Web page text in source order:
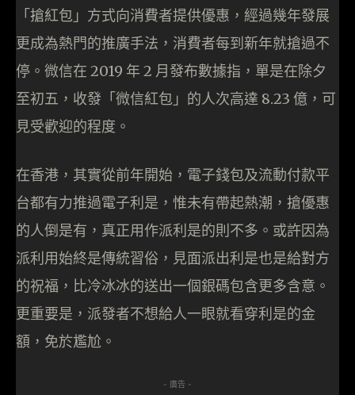
「搶紅包」方式向消費者提供優惠，經過幾年發展
更成為熱門的推廣手法，消費者每到新年就搶過不
停。微信在 2019 年 2 月發布數據指，單是在除夕
至初五，收發「微信紅包」的人次高達 8.23 億，可
見受歡迎的程度。
在香港，其實從前年開始，電子錢包及流動付款平
台都有力推過電子利是，惟未有帶起熱潮，搶優惠
的人倒是有，真正用作派利是的則不多。或許因為
派利用始終是傳統習俗，見面派出利是也是給對方
的祝福，比冷冰冰的送出一個銀碼包含更多含意。
更重要是，派發者不想給人一眼就看穿利是的金
額，免於尷尬。
- 廣告 -